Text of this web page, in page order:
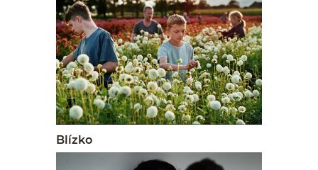
Blízko